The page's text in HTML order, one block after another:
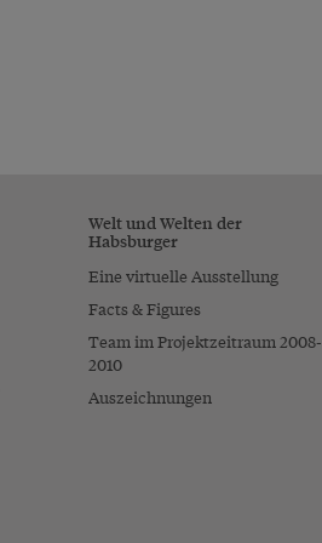
Welt und Welten der
Habsburger
Eine virtuelle Ausstellung
Facts & Figures
Team im Projektzeitraum 2008-
2010
Auszeichnungen